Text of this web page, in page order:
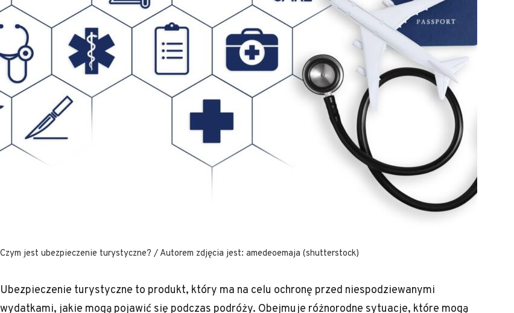
Czym jest ubezpieczenie turystyczne? / Autorem zdjęcia jest: amedeoemaja (shutterstock)
Ubezpieczenie turystyczne to produkt, który ma na celu ochronę przed niespodziewanymi
wydatkami, jakie mogą pojawić się podczas podróży. Obejmuje różnorodne sytuacje, które mogą